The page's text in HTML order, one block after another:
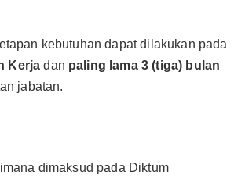
kebutuhan dapat dilakukan pada
Kerja dan paling lama 3 (tiga) bulan
jabatan.
dimaksud pada Diktum